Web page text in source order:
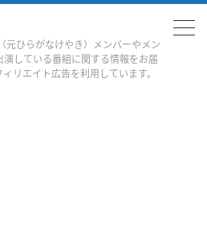
元ひらがなけやき）メンバーやメン
している番組に関する情報をお届
リエイト広告を利用しています。